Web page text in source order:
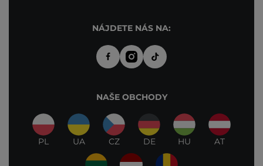
NÁJDETE NÁS NA:
NAŠE OBCHODY
PL UA CZ DE HU AT